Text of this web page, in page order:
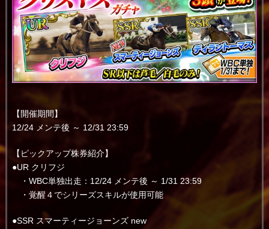
【開催期間】
12/24 メンテ後 ～ 12/31 23:59
【ピックアップ株券紹介】
●UR クリフジ
・WBC単独出走：12/24 メンテ後 ～ 1/31 23:59
・覚醒４でシリーズスキルが使用可能
●SSR スマーティージョーンズ new